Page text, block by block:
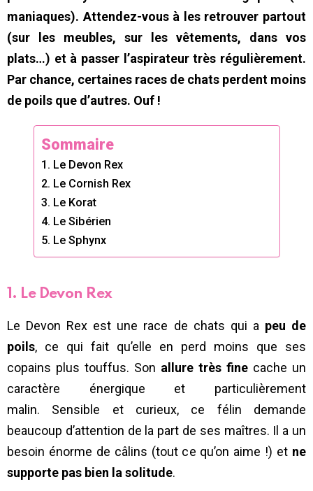
maniaques). Attendez-vous à les retrouver partout
(sur les meubles, sur les vêtements, dans vos
plats…) et à passer l’aspirateur très régulièrement.
Par chance, certaines races de chats perdent moins
de poils que d’autres. Ouf !
Sommaire
1. Le Devon Rex
2. Le Cornish Rex
3. Le Korat
4. Le Sibérien
5. Le Sphynx
1. Le Devon Rex
Le Devon Rex est une race de chats qui a peu de
poils, ce qui fait qu’elle en perd moins que ses
copains plus touffus. Son allure très fine cache un
caractère énergique et particulièrement
malin. Sensible et curieux, ce félin demande
beaucoup d’attention de la part de ses maîtres. Il a un
besoin énorme de câlins (tout ce qu’on aime !) et ne
supporte pas bien la solitude.